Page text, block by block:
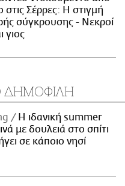
στις Σέρρες: Η στιγμή
σύγκρουσης - Νεκροί
γιος
ΔΗΜΟΦΙΛΗ
Η ιδανική summer
με δουλειά στο σπίτι
σε κάποιο νησί